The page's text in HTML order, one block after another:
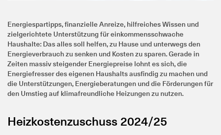
Energiespartipps, finanzielle Anreize, hilfreiches Wissen und
zielgerichtete Unterstützung für einkommensschwache
Haushalte: Das alles soll helfen, zu Hause und unterwegs den
Energieverbrauch zu senken und Kosten zu sparen.Gerade in
Zeiten massiv steigender Energiepreise lohnt es sich, die
Energiefresser des eigenen Haushalts ausfindig zu machen und
die Unterstützungen, Energieberatungen und die Förderungen für
den Umstieg auf klimafreundliche Heizungen zu nutzen.
Heizkostenzuschuss 2024/25